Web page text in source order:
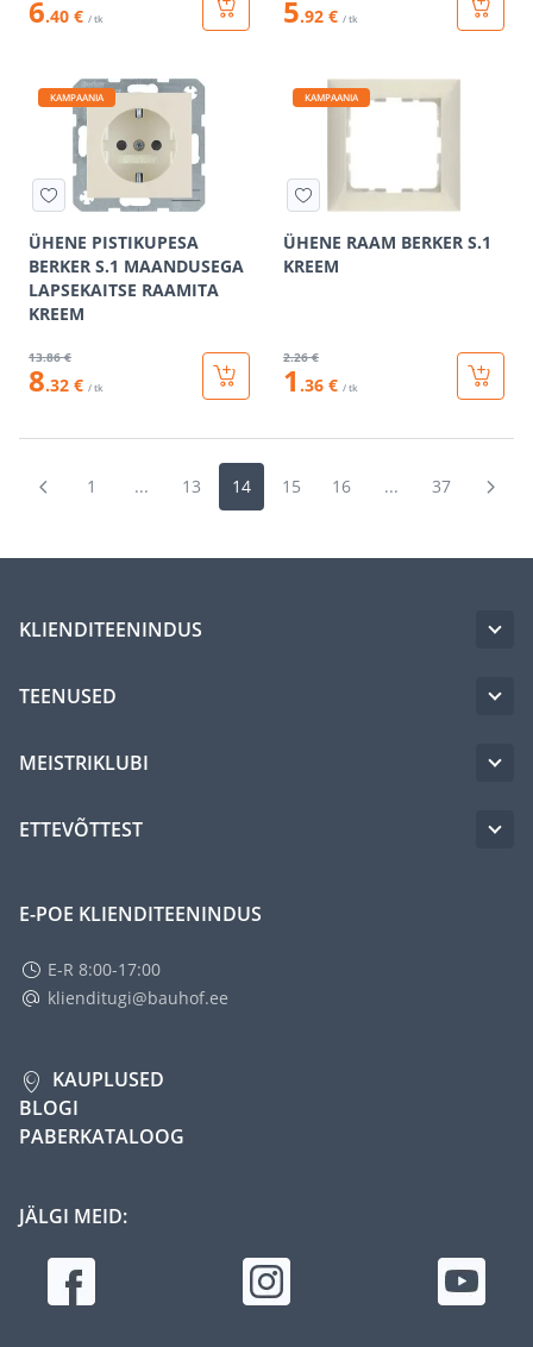
6.40 € / tk 5.92 € / tk
KAMPAANIA
ÜHENE PISTIKUPESA
BERKER S.1 MAANDUSEGA
LAPSEKAITSE RAAMITA
KREEM
13.86 €
8.32 € / tk
KAMPAANIA
ÜHENE RAAM BERKER S.1
KREEM
2.26 €
1 .36 € / tk
1 ... 13 14 15 16 ... 37
KLIENDITEENINDUS
TEENUSED
MEISTRIKLUBI
ETTEVÕTTEST
E-POE KLIENDITEENINDUS
E-R 8:00-17:00
klienditugi@bauhof.ee
KAUPLUSED
BLOGI
PABERKATALOOG
JÄLGI MEID: